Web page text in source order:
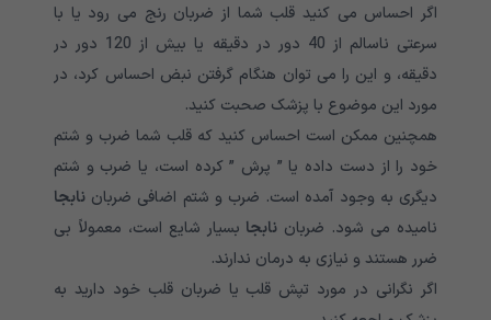
اگر احساس می کنید قلب شما از ضربان رنج می رود یا با
سرعتی ناسالم از 40 دور در دقیقه یا بیش از 120 دور در
دقیقه، و این را می توان هنگام گرفتن نبض احساس کرد، در
مورد این موضوع با پزشک صحبت کنید.
همچنین ممکن است احساس کنید که قلب شما ضرب و شتم
خود را از دست داده یا ” پرش ” کرده است، یا ضرب و شتم
دیگری به وجود آمده است. ضرب و شتم اضافی ضربان نابجا
نامیده می شود. ضربان نابجا بسیار شایع است، معمولاً بی
ضرر هستند و نیازی به درمان ندارند.
اگر نگرانی در مورد تپش قلب یا ضربان قلب خود دارید به